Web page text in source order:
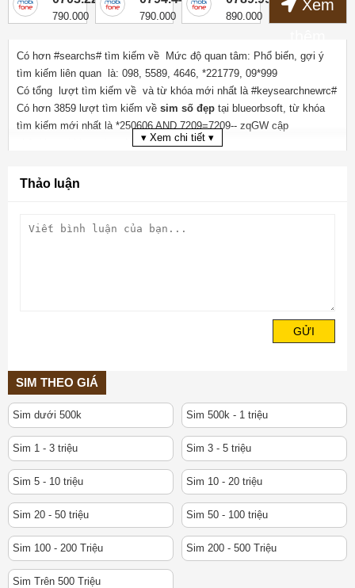
790.000 790.000 890.000
Xem
Có hơn #searchs# tìm kiếm về Mức độ quan tâm: Phổ biến, gợi ý
tìm kiếm liên quan
là: 098, 5589, 4646, *221779, 09*999
Có tổng lượt tìm kiếm về và từ khóa mới nhất là #keysearchnewrc#
Có hơn 3859 lượt tìm kiếm về sim số đẹp tại blueorbsoft, từ khóa
tìm kiếm mới nhất là *250606 AND 7209=7209-- zqGW cập
nhật lúc tại blue orb soft.Mã MD5 của :
▾ Xem chi tiết ▾
Thảo luận
GỬI
SIM THEO GIÁ
Sim dưới 500k Sim 500k - 1 triệu
Sim 1 - 3 triệu Sim 3 - 5 triệu
Sim 5 - 10 triệu Sim 10 - 20 triệu
Sim 20 - 50 triệu Sim 50 - 100 triệu
Sim 100 - 200 Triệu Sim 200 - 500 Triệu
Sim Trên 500 Triệu